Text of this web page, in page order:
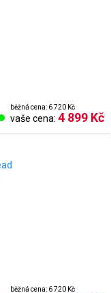
běžná cena: 6 720 Kč
vaše cena: 4 899 Kč
běžná cena: 6 720 Kč